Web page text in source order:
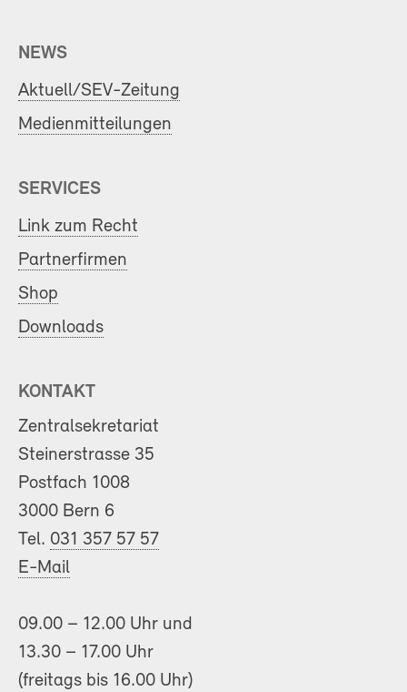
NEWS
Aktuell/SEV-Zeitung
Medienmitteilungen
SERVICES
Link zum Recht
Partnerfirmen
Shop
Downloads
KONTAKT
Zentralsekretariat
Steinerstrasse 35
Postfach 1008
3000 Bern 6
Tel. 031 357 57 57
E-Mail
09.00 – 12.00 Uhr und
13.30 – 17.00 Uhr
(freitags bis 16.00 Uhr)